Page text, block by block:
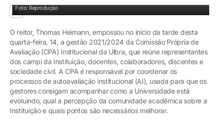
Foto: Reprodução
O reitor, Thomas Heimann, empossou no início da tarde desta
quarta-feira, 14, a gestão 2021/2024 da Comissão Própria de
Avaliação (CPA) Institucional da Ulbra, que reúne representantes
dos campi da Instituição, docentes, colaboradores, discentes e
sociedade civil. A CPA é responsável por coordenar os
processos de autoavaliação institucional (AI), usada para que os
gestores consigam acompanhar como a Universidade está
evoluindo, qual a percepção da comunidade acadêmica sobre a
Instituição e quais pontos são necessários melhorar.